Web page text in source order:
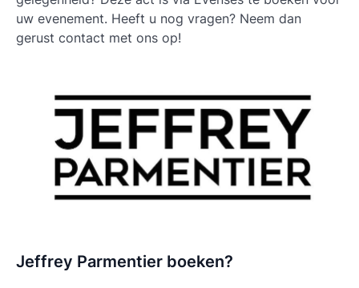
uw evenement. Heeft u nog vragen? Neem dan
gerust contact met ons op!
Jeffrey Parmentier boeken?